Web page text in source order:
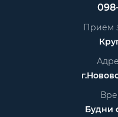
Прием
Будни